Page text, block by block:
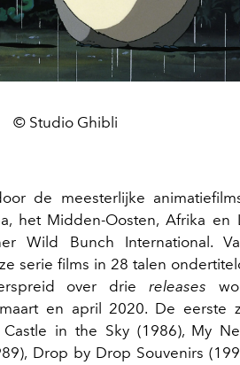
© Studio Ghibli
de meesterlijke
het Midden-Oosten, Afrika en
Wild Bunch International.
serie films in 28 talen
over drie releases
en april 2020. De eerste
in the Sky (1986), My
Drop by Drop Souvenirs